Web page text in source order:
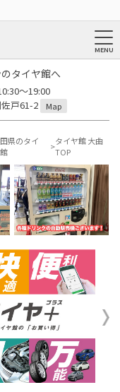
タイヤ館へ
～19:00
戸61-2
Map
県のタイ
タイヤ館 大曲
TOP